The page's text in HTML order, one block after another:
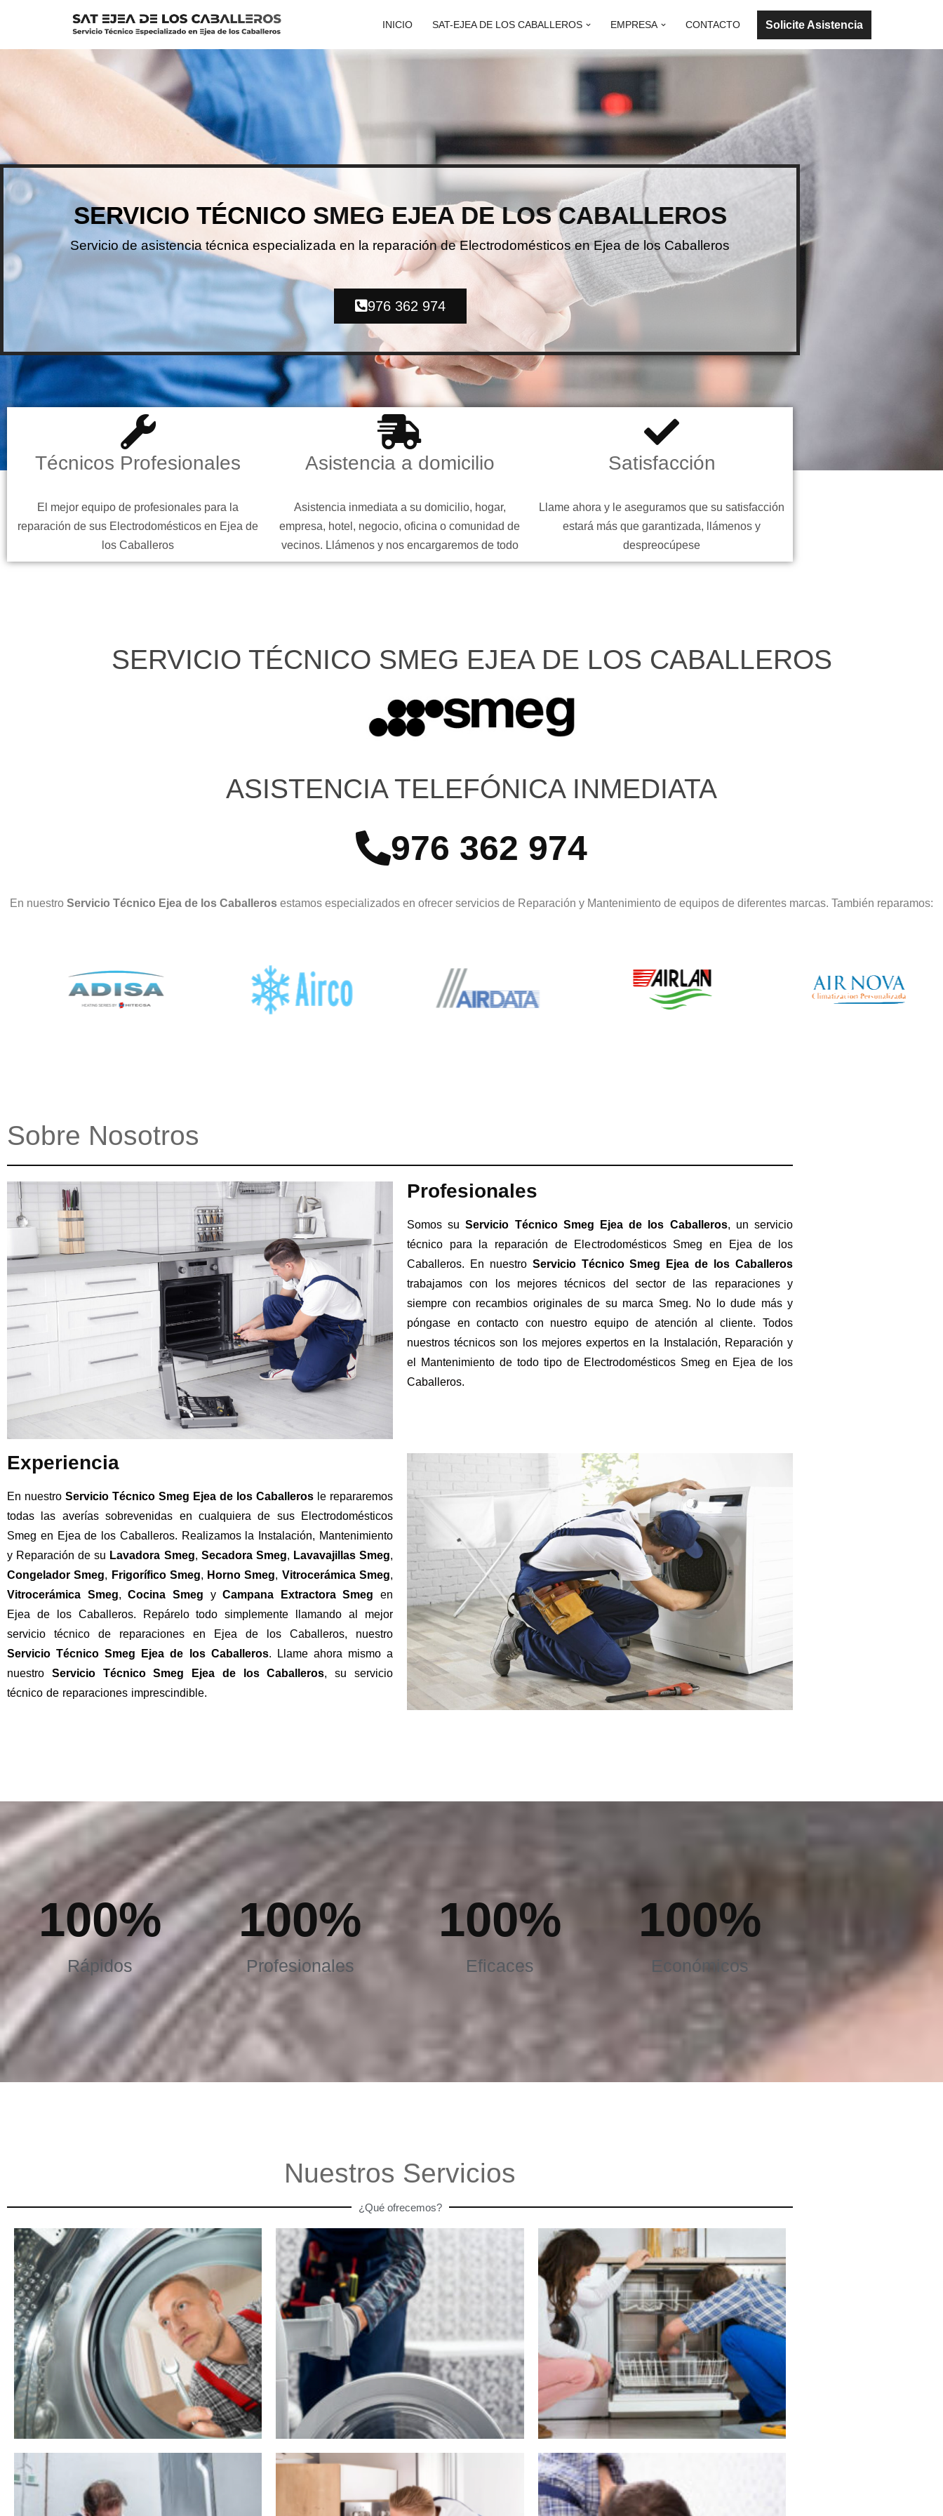
INICIO SAT-EJEA DE LOS CABALLEROS EMPRESA CONTACTO Solicite Asistencia
SERVICIO TÉCNICO SMEG EJEA DE LOS CABALLEROS
Servicio de asistencia técnica especializada en la reparación de Electrodomésticos en Ejea de los Caballeros
976 362 974
Técnicos Profesionales
El mejor equipo de profesionales para la
reparación de sus Electrodomésticos en Ejea de
los Caballeros
Asistencia a domicilio
Asistencia inmediata a su domicilio, hogar,
empresa, hotel, negocio, oficina o comunidad de
vecinos. Llámenos y nos encargaremos de todo
Satisfacción
Llame ahora y le aseguramos que su satisfacción
estará más que garantizada, llámenos y
despreocúpese
SERVICIO TÉCNICO SMEG EJEA DE LOS CABALLEROS
ASISTENCIA TELEFÓNICA INMEDIATA
976 362 974
En nuestro Servicio Técnico Ejea de los Caballeros estamos especializados en ofrecer servicios de Reparación y Mantenimiento de equipos de diferentes marcas. También reparamos:
Sobre Nosotros
Profesionales
Somos su Servicio Técnico Smeg Ejea de los Caballeros, un servicio
técnico para la reparación de Electrodomésticos Smeg en Ejea de los
Caballeros. En nuestro Servicio Técnico Smeg Ejea de los Caballeros
trabajamos con los mejores técnicos del sector de las reparaciones y
siempre con recambios originales de su marca Smeg. No lo dude más y
póngase en contacto con nuestro equipo de atención al cliente. Todos
nuestros técnicos son los mejores expertos en la Instalación, Reparación y
el Mantenimiento de todo tipo de Electrodomésticos Smeg en Ejea de los
Caballeros.
Experiencia
En nuestro Servicio Técnico Smeg Ejea de los Caballeros le repararemos
todas las averías sobrevenidas en cualquiera de sus Electrodomésticos
Smeg en Ejea de los Caballeros. Realizamos la Instalación, Mantenimiento
y Reparación de su Lavadora Smeg, Secadora Smeg, Lavavajillas Smeg,
Congelador Smeg, Frigorífico Smeg, Horno Smeg, Vitrocerámica Smeg,
Vitrocerámica Smeg,Cocina Smeg yCampana Extractora Smeg en
Ejea de los Caballeros. Repárelo todo simplemente llamando al mejor
servicio técnico de reparaciones en Ejea de los Caballeros, nuestro
Servicio Técnico Smeg Ejea de los Caballeros. Llame ahora mismo a
nuestro Servicio Técnico Smeg Ejea de los Caballeros, su servicio
técnico de reparaciones imprescindible.
Rápidos
100%
Profesionales
100%
Eficaces
100%
Económicos
100%
Nuestros Servicios
¿Qué ofrecemos?